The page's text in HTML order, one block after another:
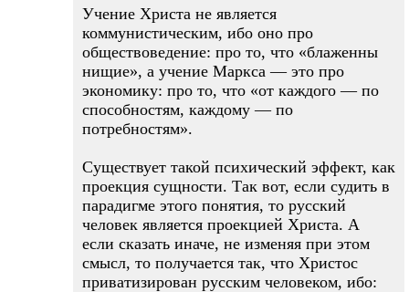
Учение Христа не является
коммунистическим, ибо оно про
обществоведение: про то, что «блаженны
нищие», а учение Маркса — это про
экономику: про то, что «от каждого — по
способностям, каждому — по
потребностям».
Существует такой психический эффект, как
проекция сущности. Так вот, если судить в
парадигме этого понятия, то русский
человек является проекцией Христа. А
если сказать иначе, не изменяя при этом
смысл, то получается так, что Христос
приватизирован русским человеком, ибо: